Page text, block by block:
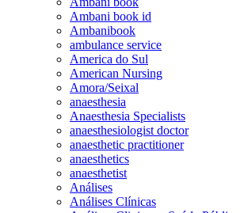
Ambani book id
Ambanibook
ambulance service
America do Sul
American Nursing
Amora/Seixal
anaesthesia
Anaesthesia Specialists
anaesthesiologist doctor
anaesthetic practitioner
anaesthetics
anaesthetist
Análises
Análises Clínicas